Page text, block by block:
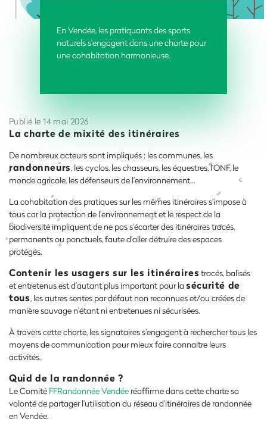
En Vendée, les pratiquants des sports
naturels s’engagent dans une charte pour
une cohabitation harmonieuse.
Publié le 14 mai 2026
La charte de mixité des itinéraires
De nombreux acteurs sont impliqués : les communes, les
randonneurs, les cyclos, les chasseurs, les équestres, l’ONF, le
monde agricole, les défenseurs de l’environnement...
La cohabitation des pratiques sur les mêmes itinéraires s’impose à
tous car la protection de l’environnement et le respect de la
biodiversité impliquent de ne pas s’écarter des itinéraires tracés,
permanents ou ponctuels, faute d’aller détruire des espaces
protégés.
Contenir les usagers sur les itinéraires tracés, balisés
et entretenus est d’autant plus important pour la sécurité de
tous, les autres sentes par défaut non reconnues et/ou créées de
manière sauvage n’étant ni entretenues ni sécurisées.
À travers cette charte, les signataires s’engagent à rechercher tous les
moyens de communication pour mieux faire connaitre leurs
activités.
Quid de la randonnée ?
Le Comité FFRandonnée Vendée réaffirme dans cette charte sa
volonté de partager l’utilisation du réseau d’itinéraires de randonnée
en Vendée.